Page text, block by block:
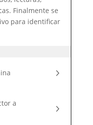
Finalmente se
para identificar
a